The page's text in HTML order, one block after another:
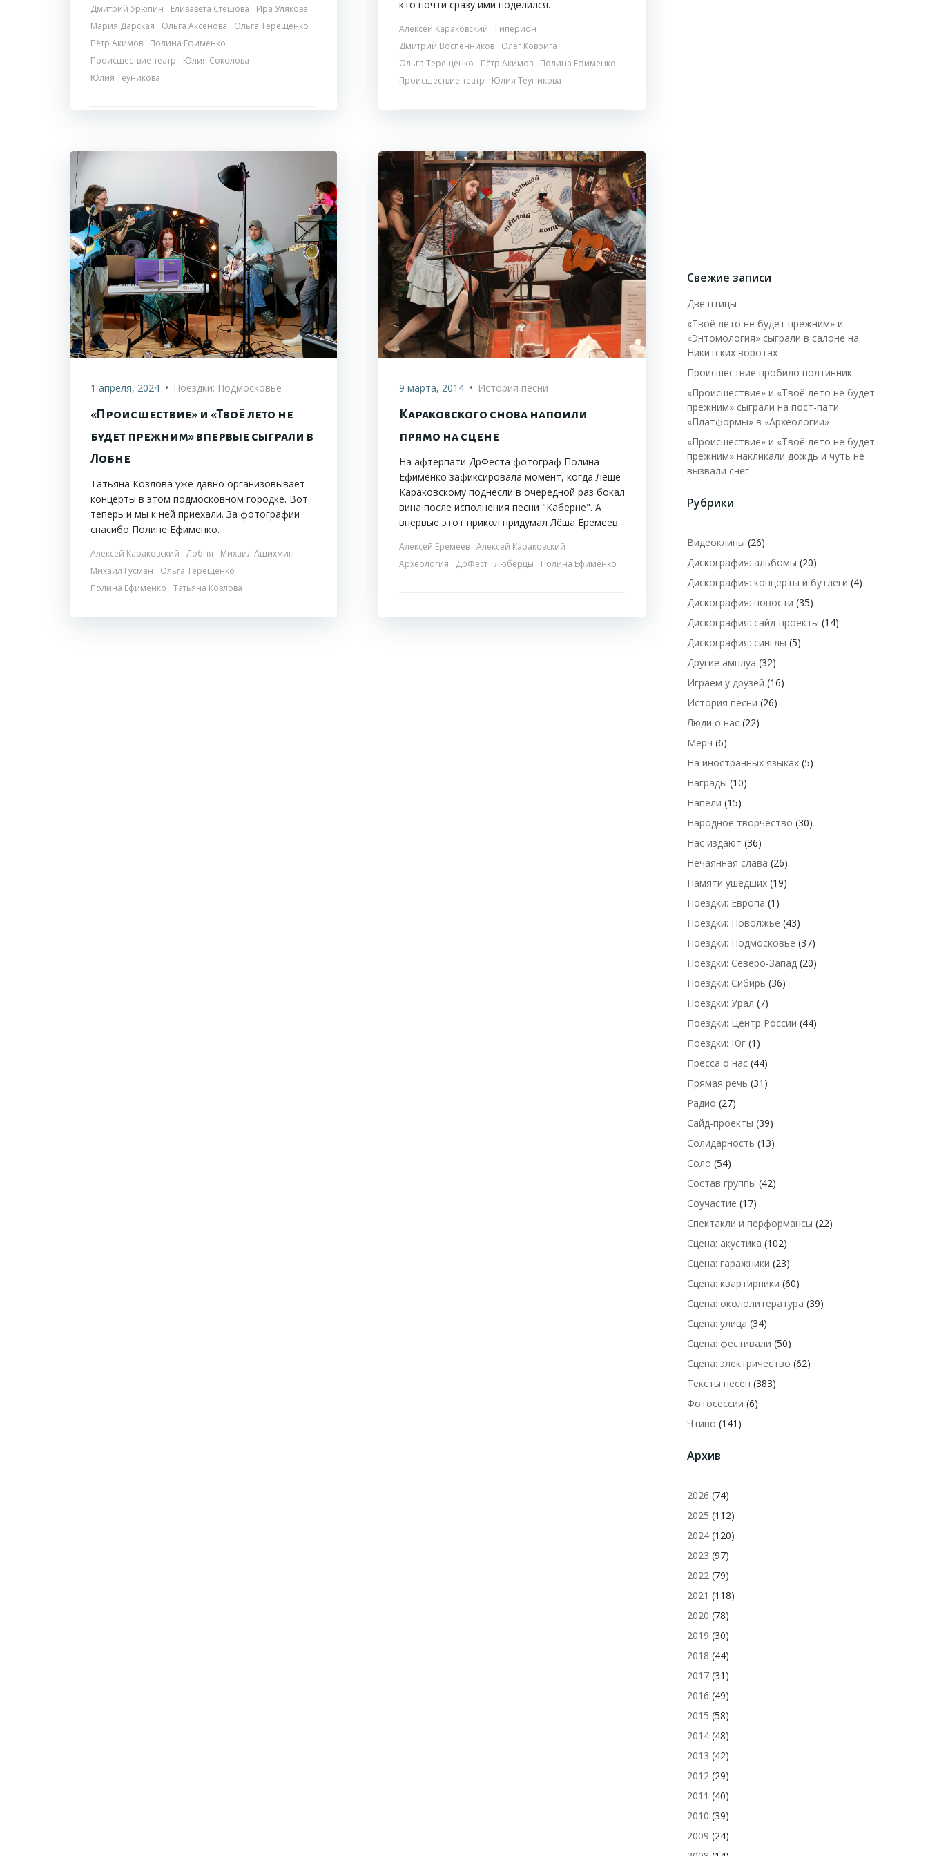
Дмитрий Урюпин Елизавета Стешова
Ира Улякова
Мария Дарская
Ольга Аксёнова
Ольга Терещенко
Пётр Акимов
Полина Ефименко
Происшествие-театр
Юлия Соколова
Юлия Теуникова
кто почти сразу ими поделился.
Алексей Караковский
Гиперион
Дмитрий Воспенников
Олег Коврига
Ольга Терещенко
Пётр Акимов
Полина Ефименко
Происшествие-театр
Юлия Теуникова
1 апреля, 2024 • Поездки: Подмосковье
«Происшествие» и «Твоё лето не
будет прежним» впервые сыграли в
Лобне
Татьяна Козлова уже давно организовывает
концерты в этом подмосковном городке. Вот
теперь и мы к ней приехали. За фотографии
спасибо Полине Ефименко.
Алексей Караковский Лобня
Михаил Ашихмин
Михаил Гусман
Ольга Терещенко
Полина Ефименко
Татьяна Козлова
9 марта, 2014 • История песни
Караковского снова напоили
прямо на сцене
На афтерпати ДрФеста фотограф Полина
Ефименко зафиксировала момент, когда Лёше
Караковскому поднесли в очередной раз бокал
вина после исполнения песни "Каберне". А
впервые этот прикол придумал Лёша Еремеев.
Алексей Еремеев Алексей Караковский
Археология
ДрФест Люберцы Полина Ефименко
Свежие записи
Две птицы
«Твоё лето не будет прежним» и
«Энтомология» сыграли в салоне на
Никитских воротах
Происшествие пробило полтинник
«Происшествие» и «Твоё лето не будет
прежним» сыграли на пост-пати
«Платформы» в «Археологии»
«Происшествие» и «Твоё лето не будет
прежним» накликали дождь и чуть не
вызвали снег
Рубрики
Видеоклипы (26)
Дискография: альбомы (20)
Дискография: концерты и бутлеги (4)
Дискография: новости (35)
Дискография: сайд-проекты (14)
Дискография: синглы (5)
Другие амплуа (32)
Играем у друзей (16)
История песни (26)
Люди о нас (22)
Мерч (6)
На иностранных языках (5)
Награды (10)
Напели (15)
Народное творчество (30)
Нас издают (36)
Нечаянная слава (26)
Памяти ушедших (19)
Поездки: Европа (1)
Поездки: Поволжье (43)
Поездки: Подмосковье (37)
Поездки: Северо-Запад (20)
Поездки: Сибирь (36)
Поездки: Урал (7)
Поездки: Центр России (44)
Поездки: Юг (1)
Пресса о нас (44)
Прямая речь (31)
Радио (27)
Сайд-проекты (39)
Солидарность (13)
Соло (54)
Состав группы (42)
Соучастие (17)
Спектакли и перформансы (22)
Сцена: акустика (102)
Сцена: гаражники (23)
Сцена: квартирники (60)
Сцена: окололитература (39)
Сцена: улица (34)
Сцена: фестивали (50)
Сцена: электричество (62)
Тексты песен (383)
Фотосессии (6)
Чтиво (141)
Архив
2026 (74)
2025 (112)
2024 (120)
2023 (97)
2022 (79)
2021 (118)
2020 (78)
2019 (30)
2018 (44)
2017 (31)
2016 (49)
2015 (58)
2014 (48)
2013 (42)
2012 (29)
2011 (40)
2010 (39)
2009 (24)